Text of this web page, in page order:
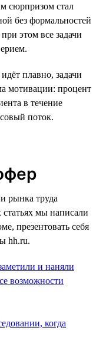
сюрпризом стал
без формальностей
этом все задачи
плавно, задачи
мотивации: процент
в течение
поток.
рынка труда
статьях мы написали
презентовать себя
hh.ru.
и наняли
возможности
когда